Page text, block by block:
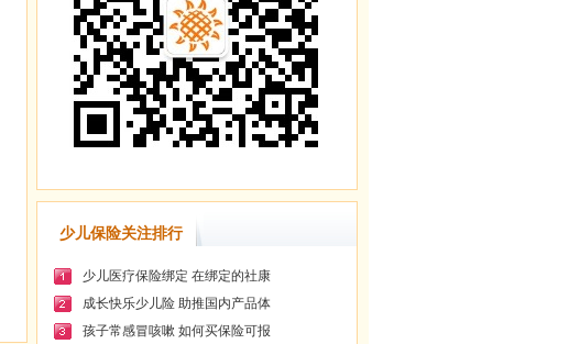
少儿保险关注排行
少儿医疗保险绑定 在绑定的社康
成长快乐少儿险 助推国内产品体
孩子常感冒咳嗽 如何买保险可报